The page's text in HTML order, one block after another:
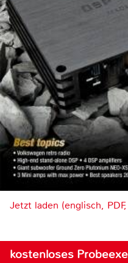
Jetzt laden (englisch,
kostenloses